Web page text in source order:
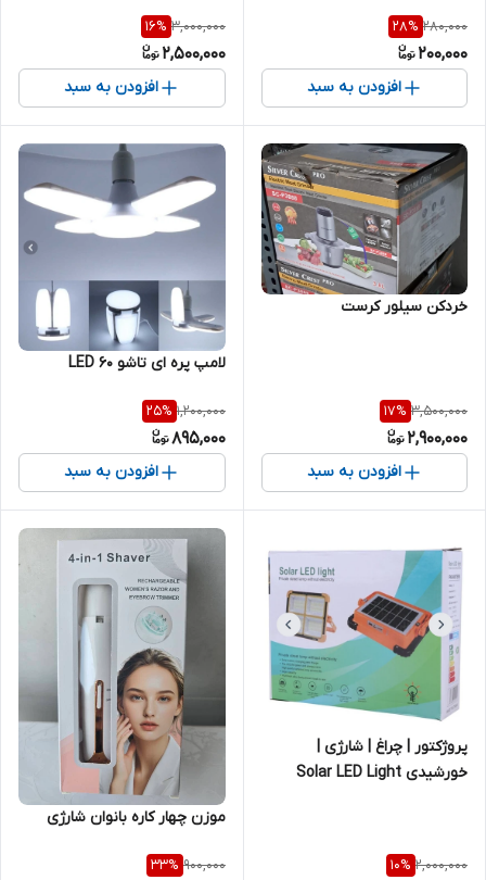
280,000
28%
200,000
افزودن به سبد
3,000,000
16%
2,500,000
افزودن به سبد
خردکن سیلور کرست
3,500,000
17%
2,900,000
افزودن به سبد
لامپ پره ای تاشو 60 LED
1,200,000
25%
895,000
افزودن به سبد
پروژکتور | چراغ | شارژی |
خورشیدی Solar LED Light
2,000,000
10%
موزن چهار کاره بانوان شارژی
900,000
33%